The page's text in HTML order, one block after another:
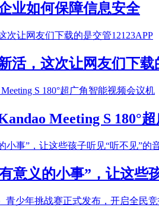
业如何保障信息安全
活，这次让网友们下载
Meeting S 180°
意义的小事”，让这些